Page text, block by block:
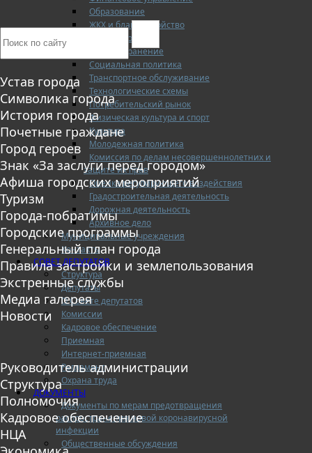
Образование
ЖКХ и благоустройство
Безопасность
Здравоохранение
Социальная политика
Транспортное обслуживание
Технологические схемы
Потребительский рынок
Физическая культура и спорт
Культура
Молодежная политика
Комиссия по делам несовершеннолетних и
защите их прав
Оценка регулирующего воздействия
Градостроительная деятельность
Дорожная деятельность
Архивное дело
Муниципальные учреждения
Контакты
СОВЕТ ДЕПУТАТОВ
Структура
Депутаты
О Совете депутатов
Комиссии
Кадровое обеспечение
Приемная
Интернет-приемная
Регламент
Охрана труда
ДОКУМЕНТЫ
Документы по мерам предотвращения
распространения новой коронавирусной
инфекции
Общественные обсуждения
Устав города
Символика города
История города
Почетные граждане
Город героев
Знак «За заслуги перед городом»
Афиша городских мероприятий
Туризм
Города-побратимы
Городские программы
Генеральный план города
Правила застройки и землепользования
Экстренные службы
Медиа галерея
Новости
Руководитель администрации
Структура
Полномочия
Кадровое обеспечение
НЦА